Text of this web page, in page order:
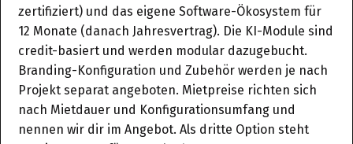
zertifiziert) und das eigene Software-Ökosystem für
12 Monate (danach Jahresvertrag). Die KI-Module sind
credit-basiert und werden modular dazugebucht.
Branding-Konfiguration und Zubehör werden je nach
Projekt separat angeboten. Mietpreise richten sich
nach Mietdauer und Konfigurationsumfang und
nennen wir dir im Angebot. Als dritte Option steht